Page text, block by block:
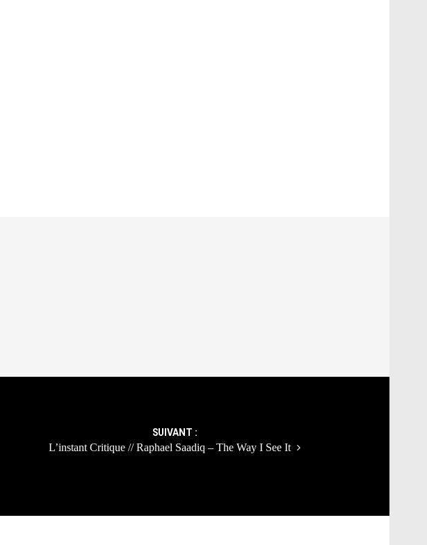
SUIVANT :
L’instant Critique // Raphael Saadiq – The Way I See It